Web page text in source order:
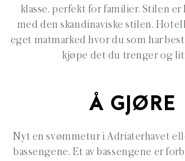
klasse, perfekt for familier. Stilen
med den skandinaviske stilen.
eget matmarked hvor du som har
kjøpe det du trenger og
Å GJØRE
Nyt en svømmetur i Adriaterhavet
bassengene. Et av bassengene er